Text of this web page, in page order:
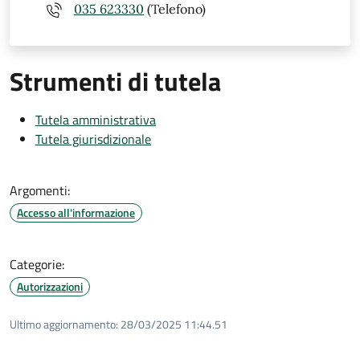
035 623330 (Telefono)
Strumenti di tutela
Tutela amministrativa
Tutela giurisdizionale
Argomenti:
Accesso all'informazione
Categorie:
Autorizzazioni
Ultimo aggiornamento: 28/03/2025 11:44.51